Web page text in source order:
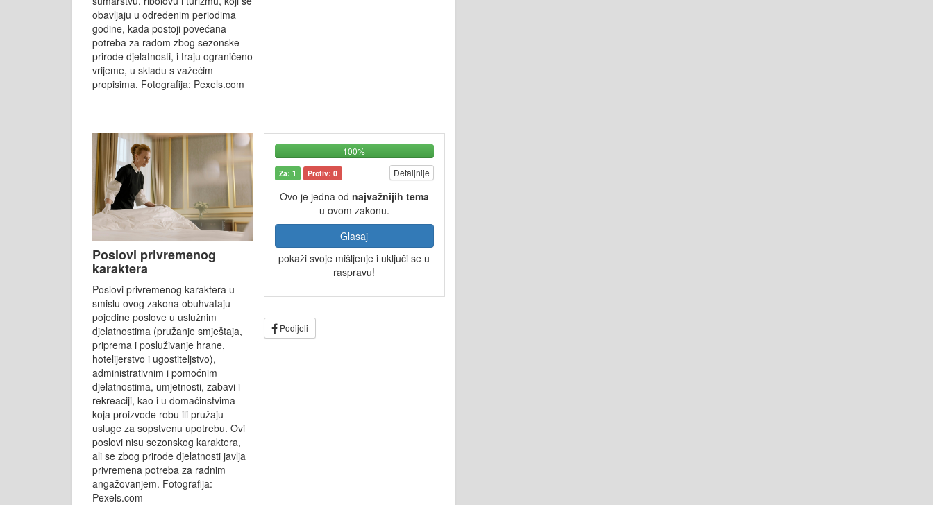
obavljaju u određenim periodima
godine, kada postoji povećana
potreba za radom zbog sezonske
prirode djelatnosti, i traju ograničeno
vrijeme, u skladu s važećim
propisima. Fotografija: Pexels.com
Poslovi privremenog
karaktera
Poslovi privremenog karaktera u
smislu ovog zakona obuhvataju
pojedine poslove u uslužnim
djelatnostima (pružanje smještaja,
priprema i posluživanje hrane,
hotelijerstvo i ugostiteljstvo),
administrativnim i pomoćnim
djelatnostima, umjetnosti, zabavi i
rekreaciji, kao i u domaćinstvima
koja proizvode robu ili pružaju
usluge za sopstvenu upotrebu. Ovi
poslovi nisu sezonskog karaktera,
ali se zbog prirode djelatnosti javlja
privremena potreba za radnim
angažovanjem. Fotografija:
Pexels.com
100%
Za: 1 Protiv: 0 Detaljnije
Ovo je jedna od najvažnijih tema
u ovom zakonu.
Glasaj
pokaži svoje mišljenje i uključi se u
raspravu!
Podijeli